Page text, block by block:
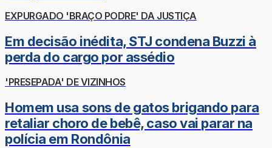
EXPURGADO 'BRAÇO PODRE' DA JUSTIÇA
Em decisão inédita, STJ condena Buzzi à
perda do cargo por assédio
'PRESEPADA' DE VIZINHOS
Homem usa sons de gatos brigando para
retaliar choro de bebê, caso vai parar na
polícia em Rondônia